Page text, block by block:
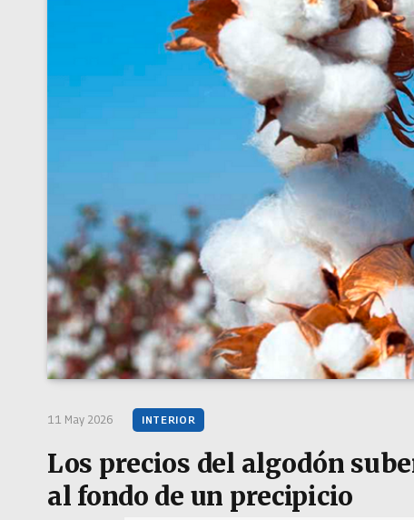
11 May 2026 INTERIOR
Los precios del algodón
al fondo de un precipicio